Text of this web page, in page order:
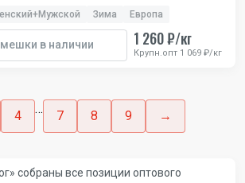
Зима Европа
в наличии 1 260 ₽/кг
Крупн.опт 1 069 ₽/кг
4 … 7 8 9 →
собраны все позиции оптового